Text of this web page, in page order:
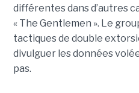
différentes dans d’autres
« The Gentlemen ». Le
tactiques de double
divulguer les données
pas.